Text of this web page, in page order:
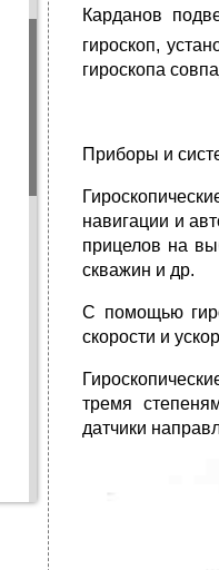
Карданов
гироскоп,
гироскопа
Приборы и
навигации и
прицелов на
скважин и др.
С помощью
скорости и
тремя
датчики